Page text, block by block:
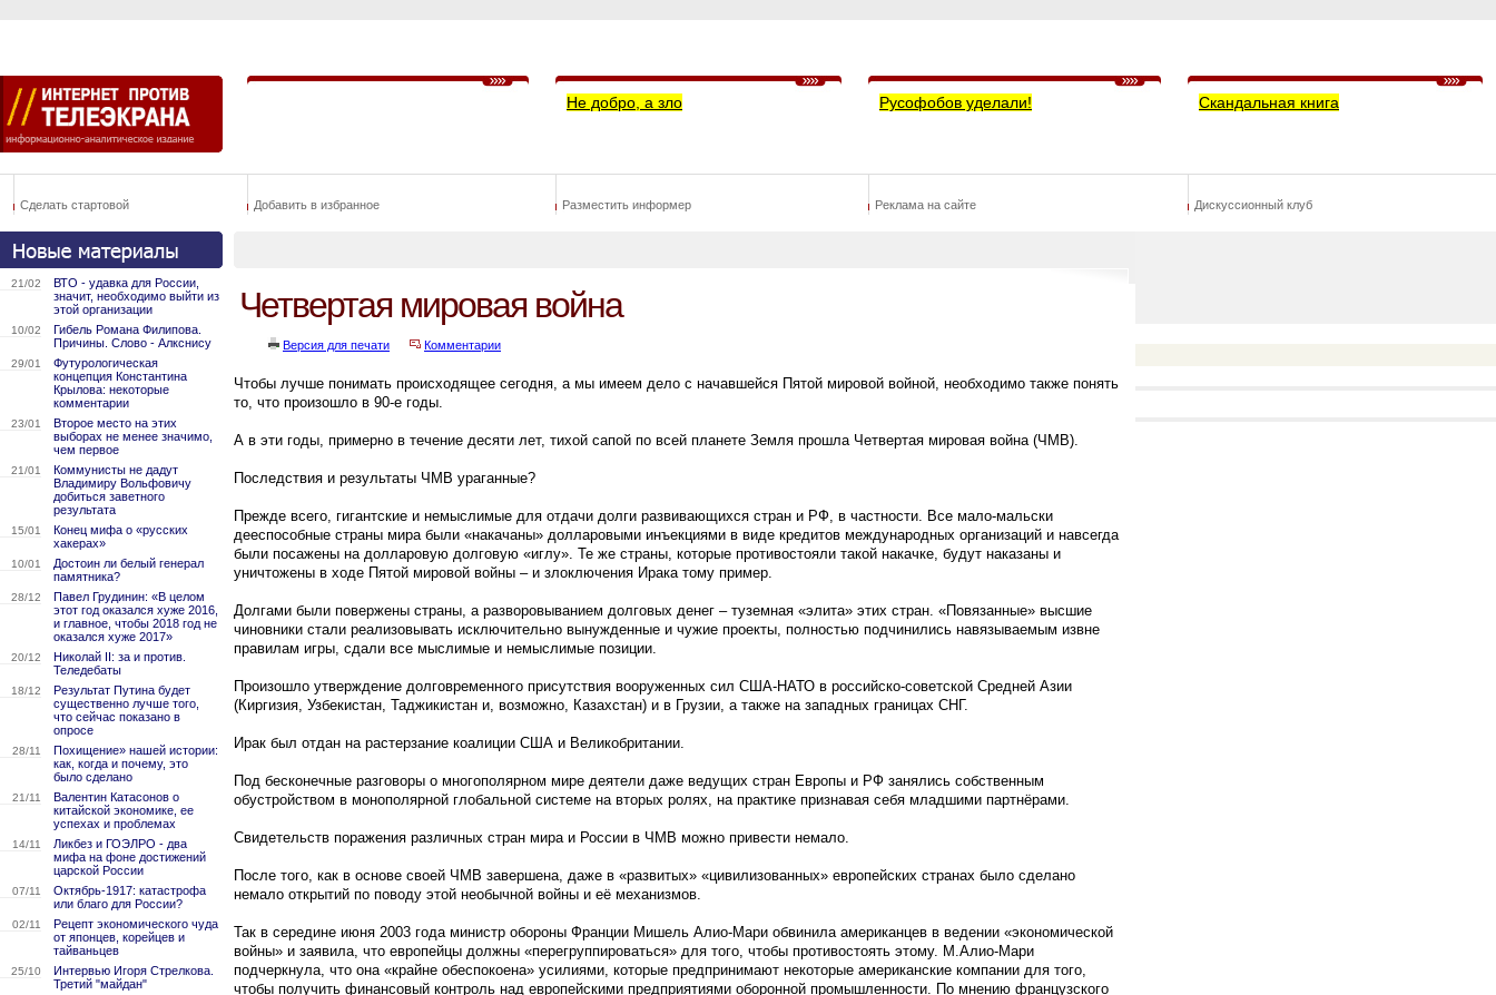
Не добро, а зло Русофобов уделали! Скандальная книга
Сделать стартовой Добавить в избранное Разместить информер Реклама на сайте Дискуссионный клуб
21/02
ВТО - удавка для России,
значит, необходимо выйти из
этой организации
10/02
Гибель Романа Филипова.
Причины. Слово - Алкснису
29/01
Футурологическая
концепция Константина
Крылова: некоторые
комментарии
23/01
Второе место на этих
выборах не менее значимо,
чем первое
21/01
Коммунисты не дадут
Владимиру Вольфовичу
добиться заветного
результата
15/01
Конец мифа о «русских
хакерах»
10/01
Достоин ли белый генерал
памятника?
28/12
Павел Грудинин: «В целом
этот год оказался хуже 2016,
и главное, чтобы 2018 год не
оказался хуже 2017»
20/12
Николай II: за и против.
Теледебаты
18/12
Результат Путина будет
существенно лучше того,
что сейчас показано в
опросе
28/11
Похищение» нашей истории:
как, когда и почему, это
было сделано
21/11
Валентин Катасонов о
китайской экономике, ее
успехах и проблемах
14/11
Ликбез и ГОЭЛРО - два
мифа на фоне достижений
царской России
07/11
Октябрь-1917: катастрофа
или благо для России?
02/11
Рецепт экономического чуда
от японцев, корейцев и
тайваньцев
25/10
Интервью Игоря Стрелкова.
Третий "майдан"
Четвертая мировая война
Версия для печати Комментарии
Чтобы лучше понимать происходящее сегодня, а мы имеем дело с начавшейся Пятой мировой войной, необходимо также понять
то, что произошло в 90-е годы.
А в эти годы, примерно в течение десяти лет, тихой сапой по всей планете Земля прошла Четвертая мировая война (ЧМВ).
Последствия и результаты ЧМВ ураганные?
Прежде всего, гигантские и немыслимые для отдачи долги развивающихся стран и РФ, в частности. Все мало-мальски
дееспособные страны мира были «накачаны» долларовыми инъекциями в виде кредитов международных организаций и навсегда
были посажены на долларовую долговую «иглу». Те же страны, которые противостояли такой накачке, будут наказаны и
уничтожены в ходе Пятой мировой войны – и злоключения Ирака тому пример.
Долгами были повержены страны, а разворовыванием долговых денег – туземная «элита» этих стран. «Повязанные» высшие
чиновники стали реализовывать исключительно вынужденные и чужие проекты, полностью подчинились навязываемым извне
правилам игры, сдали все мыслимые и немыслимые позиции.
Произошло утверждение долговременного присутствия вооруженных сил США-НАТО в российско-советской Средней Азии
(Киргизия, Узбекистан, Таджикистан и, возможно, Казахстан) и в Грузии, а также на западных границах СНГ.
Ирак был отдан на растерзание коалиции США и Великобритании.
Под бесконечные разговоры о многополярном мире деятели даже ведущих стран Европы и РФ занялись собственным
обустройством в монополярной глобальной системе на вторых ролях, на практике признавая себя младшими партнёрами.
Свидетельств поражения различных стран мира и России в ЧМВ можно привести немало.
После того, как в основе своей ЧМВ завершена, даже в «развитых» «цивилизованных» европейских странах было сделано
немало открытий по поводу этой необычной войны и её механизмов.
Так в середине июня 2003 года министр обороны Франции Мишель Алио-Мари обвинила американцев в ведении «экономической
войны» и заявила, что европейцы должны «перегруппироваться» для того, чтобы противостоять этому. М.Алио-Мари
подчеркнула, что она «крайне обеспокоена» усилиями, которые предпринимают некоторые американские компании для того,
чтобы получить финансовый контроль над европейскими предприятиями оборонной промышленности. По мнению французского